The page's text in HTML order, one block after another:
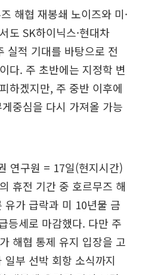
해협 재봉쇄 노이즈와 미·
도 SK하이닉스·현대차
실적 기대를 바탕으로 전
다. 주 초반에는 지정학 변
하겠지만, 주 중반 이후에
중심을 다시 가져올 가능
연구원 = 17일(현지시간)
휴전 기간 중 호르무즈 해
유가 급락과 미 10년물 금
등세로 마감했다. 다만 주
해협 통제 유지 입장을 고
부 선박 회항 소식까지